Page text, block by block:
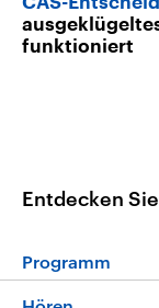
funktioniert
Entdecken
Programm
Programm